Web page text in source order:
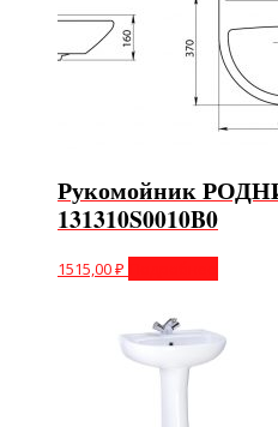
Рукомойник
131310S0010B0
1515,00₽